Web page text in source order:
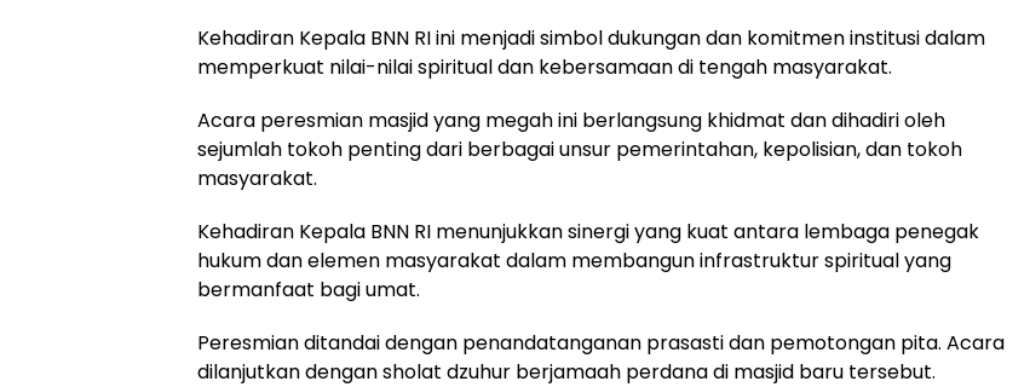
Kehadiran Kepala BNN RI ini menjadi simbol dukungan dan komitmen institusi dalam
memperkuat nilai-nilai spiritual dan kebersamaan di tengah masyarakat.
Acara peresmian masjid yang megah ini berlangsung khidmat dan dihadiri oleh
sejumlah tokoh penting dari berbagai unsur pemerintahan, kepolisian, dan tokoh
masyarakat.
Kehadiran Kepala BNN RI menunjukkan sinergi yang kuat antara lembaga penegak
hukum dan elemen masyarakat dalam membangun infrastruktur spiritual yang
bermanfaat bagi umat.
Peresmian ditandai dengan penandatanganan prasasti dan pemotongan pita. Acara
dilanjutkan dengan sholat dzuhur berjamaah perdana di masjid baru tersebut.